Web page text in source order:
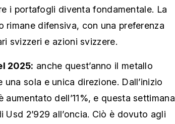
i portafogli diventa fondamentale. La
rimane difensiva, con una preferenza
svizzeri e azioni svizzere.
2025: anche quest’anno il metallo
sola e unica direzione. Dall’inizio
aumentato dell’11%, e questa settimana
2’929 all’oncia. Ciò è dovuto agli